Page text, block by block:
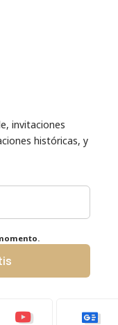
invitaciones
históricas, y